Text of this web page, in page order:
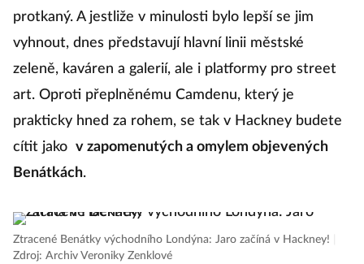
protkaný. A jestliže v minulosti bylo lepší se jim
vyhnout, dnes představují hlavní linii městské
zeleně, kaváren a galerií, ale i platformy pro street
art. Oproti přeplněnému Camdenu, který je
prakticky hned za rohem, se tak v Hackney budete
cítit jako v zapomenutých a omylem objevených
Benátkách.
Ztracené Benátky východního Londýna: Jaro začíná v Hackney!
Zdroj: Archiv Veroniky Zenklové